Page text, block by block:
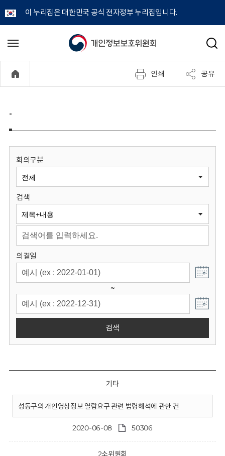
이 누리집은 대한민국 공식 전자정부 누리집입니다.
개
정
보
원
회
메
기
검
인쇄 공유
-
회의구분
검색
의결일
~
검색
기타
성동구의 개인영상정보 열람요구 관련 법령해석에 관한 건
2020-06-08 50306
2소위원회